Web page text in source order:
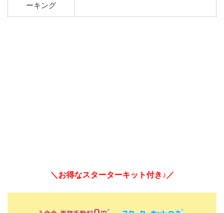
ーキング
＼お得なスターターキット付き♪／